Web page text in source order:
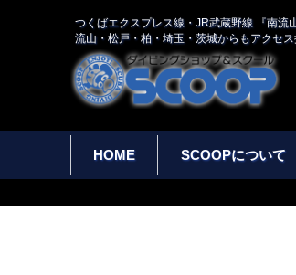
つくばエクスプレス線・JR武蔵野線 『南流
流山・松戸・柏・埼玉・茨城からもアクセ
HOME SCOOPについて